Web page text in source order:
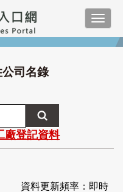
公司名錄
廠登記資料
資料更新頻率：即時